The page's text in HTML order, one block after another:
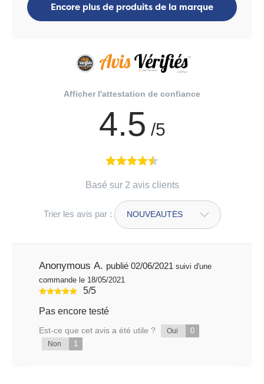
Encore plus de produits de la marque
Afficher l'attestation de confiance
4.5 /5
Basé sur 2 avis clients
Trier les avis par :
Anonymous A. publié 02/06/2021 suivi d'une
commande le 18/05/2021
5/5
Pas encore testé
Est-ce que cet avis a été utile ? Oui 0
Non 1